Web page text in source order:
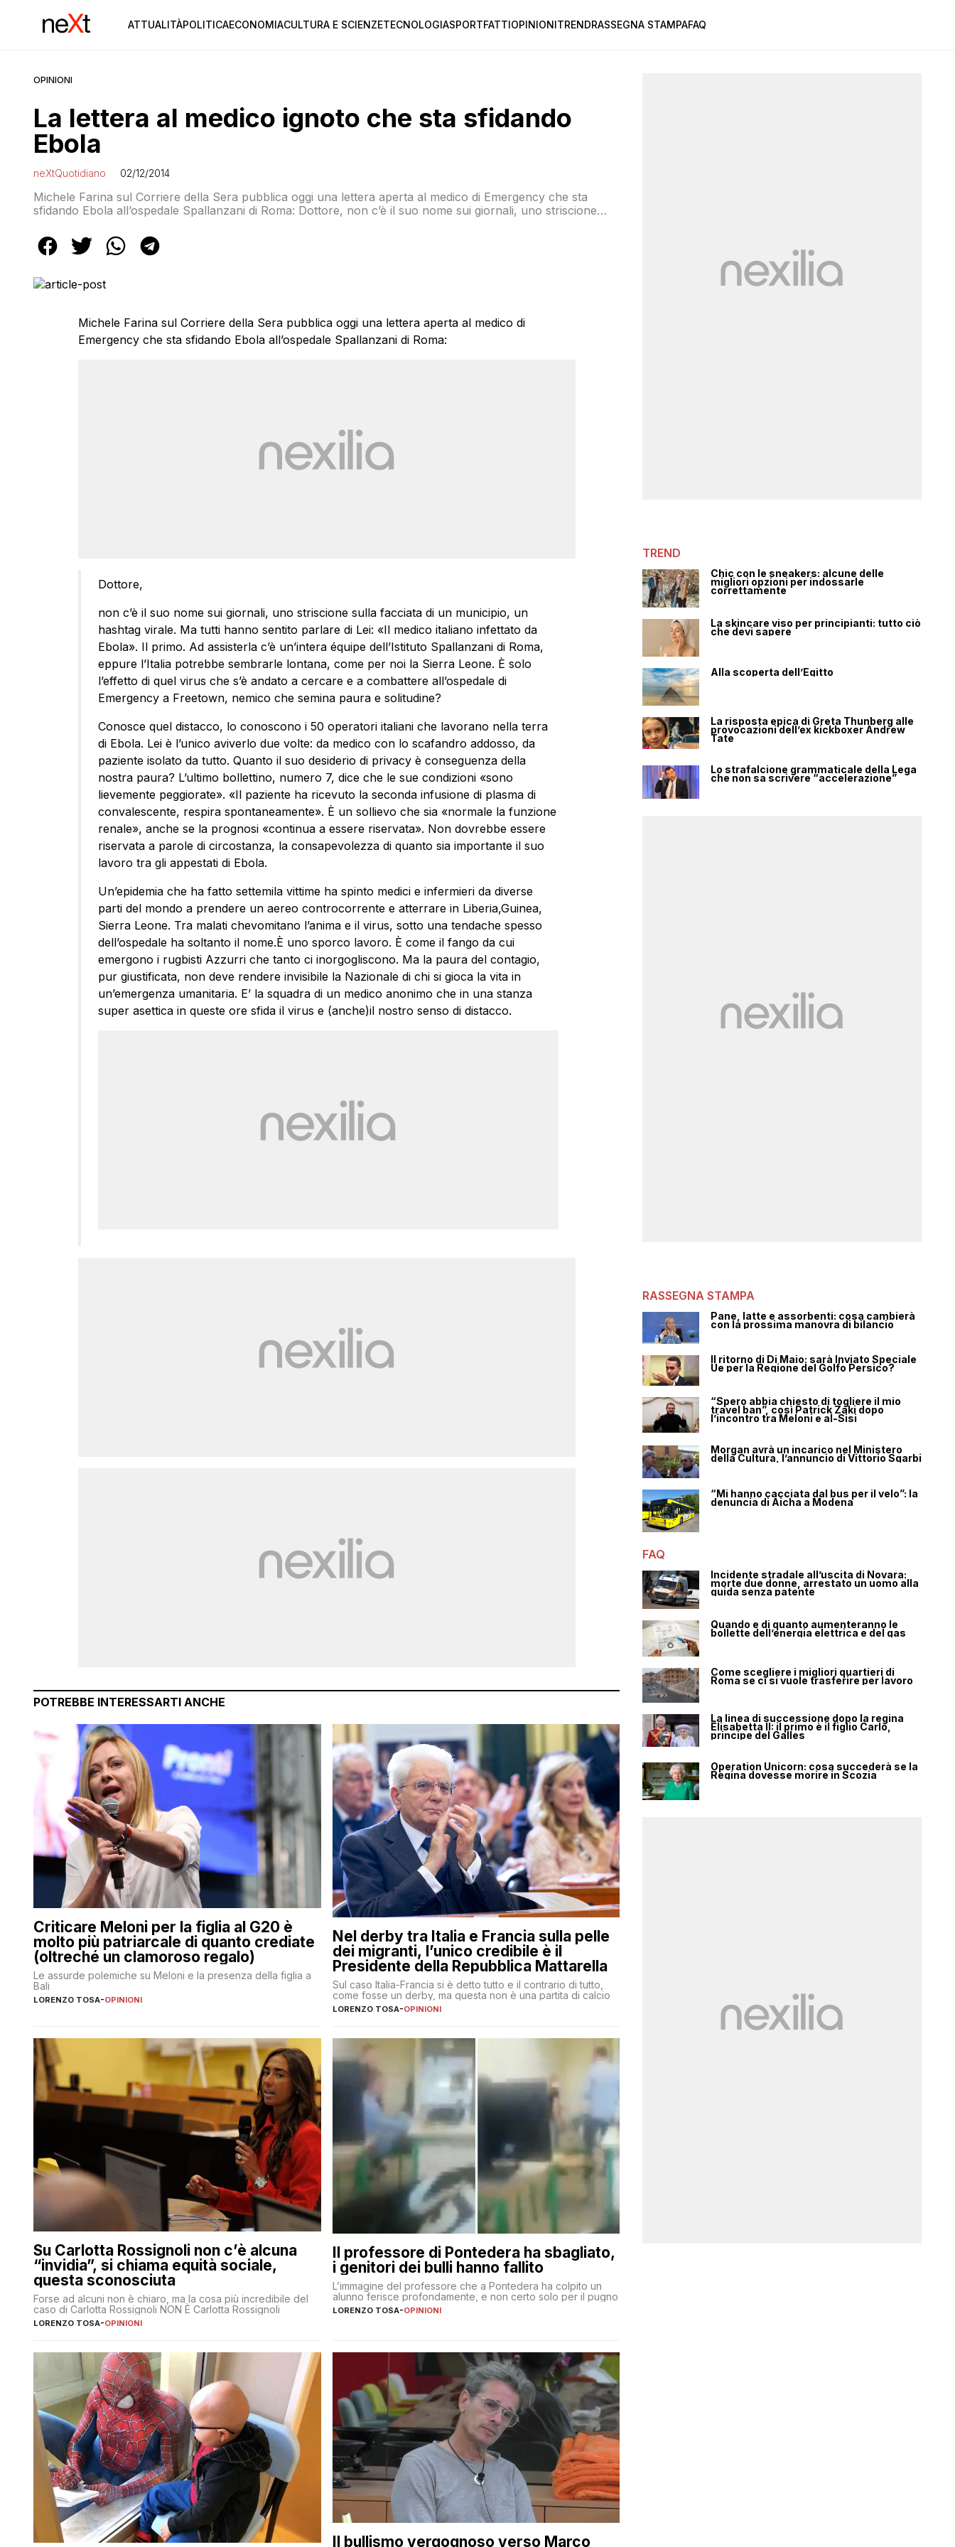
ATTUALITÀPOLITICAECONOMIACULTURA E SCIENZETECNOLOGIASPORTFATTIOPINIONITRENDRASSEGNA STAMPAFAQ
OPINIONI
La lettera al medico ignoto che sta sfidando
Ebola
neXtQuotidiano 02/12/2014
Michele Farina sul Corriere della Sera pubblica oggi una lettera aperta al medico di Emergency che sta
sfidando Ebola all’ospedale Spallanzani di Roma: Dottore, non c’è il suo nome sui giornali, uno striscione
infettato da Ebola». Il […]
Michele Farina sul Corriere della Sera pubblica oggi una lettera aperta al medico di
Emergency che sta sfidando Ebola all’ospedale Spallanzani di Roma:
Dottore,
non c’è il suo nome sui giornali, uno striscione sulla facciata di un municipio, un
hashtag virale. Ma tutti hanno sentito parlare di Lei: «Il medico italiano infettato da
Ebola». Il primo. Ad assisterla c’è un’intera équipe dell’Istituto Spallanzani di Roma,
eppure l’Italia potrebbe sembrarle lontana, come per noi la Sierra Leone. È solo
l’effetto di quel virus che s’è andato a cercare e a combattere all’ospedale di
Emergency a Freetown, nemico che semina paura e solitudine?
Conosce quel distacco, lo conoscono i 50 operatori italiani che lavorano nella terra
di Ebola. Lei è l’unico aviverlo due volte: da medico con lo scafandro addosso, da
paziente isolato da tutto. Quanto il suo desiderio di privacy è conseguenza della
nostra paura? L’ultimo bollettino, numero 7, dice che le sue condizioni «sono
lievemente peggiorate». «Il paziente ha ricevuto la seconda infusione di plasma di
convalescente, respira spontaneamente». È un sollievo che sia «normale la funzione
renale», anche se la prognosi «continua a essere riservata». Non dovrebbe essere
riservata a parole di circostanza, la consapevolezza di quanto sia importante il suo
lavoro tra gli appestati di Ebola.
Un’epidemia che ha fatto settemila vittime ha spinto medici e infermieri da diverse
parti del mondo a prendere un aereo controcorrente e atterrare in Liberia,Guinea,
Sierra Leone. Tra malati chevomitano l’anima e il virus, sotto una tendache spesso
dell’ospedale ha soltanto il nome.È uno sporco lavoro. È come il fango da cui
emergono i rugbisti Azzurri che tanto ci inorgogliscono. Ma la paura del contagio,
pur giustificata, non deve rendere invisibile la Nazionale di chi si gioca la vita in
un’emergenza umanitaria. E’ la squadra di un medico anonimo che in una stanza
super asettica in queste ore sfida il virus e (anche)il nostro senso di distacco.
POTREBBE INTERESSARTI ANCHE
Criticare Meloni per la figlia al G20 è
molto più patriarcale di quanto crediate
(oltreché un clamoroso regalo)
Le assurde polemiche su Meloni e la presenza della figlia a
Bali
LORENZO TOSA-OPINIONI
Nel derby tra Italia e Francia sulla pelle
dei migranti, l’unico credibile è il
Presidente della Repubblica Mattarella
Sul caso Italia-Francia si è detto tutto e il contrario di tutto,
come fosse un derby, ma questa non è una partita di calcio
LORENZO TOSA-OPINIONI
Su Carlotta Rossignoli non c’è alcuna
“invidia”, si chiama equità sociale,
questa sconosciuta
Forse ad alcuni non è chiaro, ma la cosa più incredibile del
caso di Carlotta Rossignoli NON È Carlotta Rossignoli
LORENZO TOSA-OPINIONI
Il professore di Pontedera ha sbagliato,
i genitori dei bulli hanno fallito
L’immagine del professore che a Pontedera ha colpito un
alunno ferisce profondamente, e non certo solo per il pugno
LORENZO TOSA-OPINIONI
Il bullismo vergognoso verso Marco
TREND
Chic con le sneakers: alcune delle
migliori opzioni per indossarle
correttamente
La skincare viso per principianti: tutto ciò
che devi sapere
Alla scoperta dell’Egitto
La risposta epica di Greta Thunberg alle
provocazioni dell’ex kickboxer Andrew
Tate
Lo strafalcione grammaticale della Lega
che non sa scrivere “accelerazione”
RASSEGNA STAMPA
Pane, latte e assorbenti: cosa cambierà
con la prossima manovra di bilancio
Il ritorno di Di Maio: sarà Inviato Speciale
Ue per la Regione del Golfo Persico?
“Spero abbia chiesto di togliere il mio
travel ban”, così Patrick Zaki dopo
l’incontro tra Meloni e al-Sisi
Morgan avrà un incarico nel Ministero
della Cultura, l’annuncio di Vittorio Sgarbi
“Mi hanno cacciata dal bus per il velo”: la
denuncia di Aicha a Modena
FAQ
Incidente stradale all’uscita di Novara:
morte due donne, arrestato un uomo alla
guida senza patente
Quando e di quanto aumenteranno le
bollette dell’energia elettrica e del gas
Come scegliere i migliori quartieri di
Roma se ci si vuole trasferire per lavoro
La linea di successione dopo la regina
Elisabetta II: il primo è il figlio Carlo,
principe del Galles
Operation Unicorn: cosa succederà se la
Regina dovesse morire in Scozia